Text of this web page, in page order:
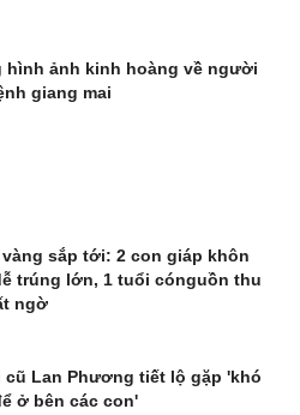
hình ảnh kinh hoàng về người
giang mai
sắp tới: 2 con giáp khôn
trúng lớn, 1 tuổi cónguồn thu
ngờ
cũ Lan Phương tiết lộ gặp 'khó
ở bên các con'